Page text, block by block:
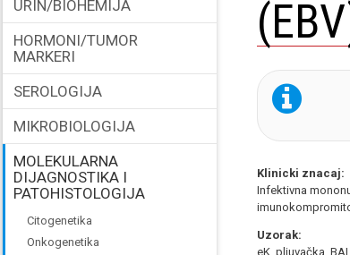
Klinicki znacaj:
Infektivna
Uzorak:
eK, pljuvačka,
URIN/BIOHEMIJA
HORMONI/TUMOR
MARKERI
SEROLOGIJA
MIKROBIOLOGIJA
MOLEKULARNA
DIJAGNOSTIKA I
PATOHISTOLOGIJA
citogenetika
onkogenetika